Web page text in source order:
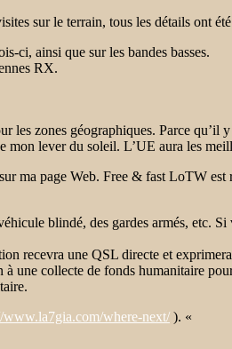
sur le terrain, tous les détails ont
ci, ainsi que sur les bandes basses.
RX.
les zones géographiques. Parce
lever du soleil. L’UE aura les
ma page Web. Free & fast LoTW
blindé, des gardes armés,
recevra une QSL directe et
une collecte de fonds humanitaire
www.la7gia.com/where-next/ ). «